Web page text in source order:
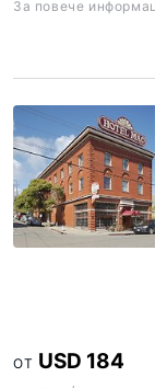
За повече
ОТ USD 184